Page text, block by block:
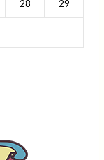
28 29